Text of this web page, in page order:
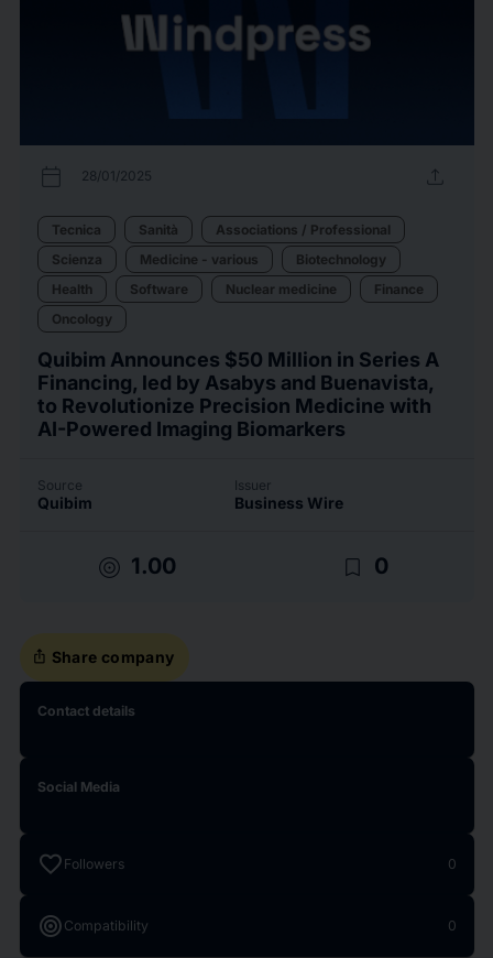
calendar_today 28/01/2025 upload
Tecnica Sanità
Associations / Professional
Scienza
Medicine - various
Biotechnology
Health
Software Nuclear medicine
Finance
Oncology
Quibim Announces $50 Million in Series A
Financing, led by Asabys and Buenavista,
to Revolutionize Precision Medicine with
AI-Powered Imaging Biomarkers
Source
Quibim
Issuer
Business Wire
target 1.00 bookmark_border 0
ios_share Share company
Contact details
Social Media
favorite Followers 0
target Compatibility 0